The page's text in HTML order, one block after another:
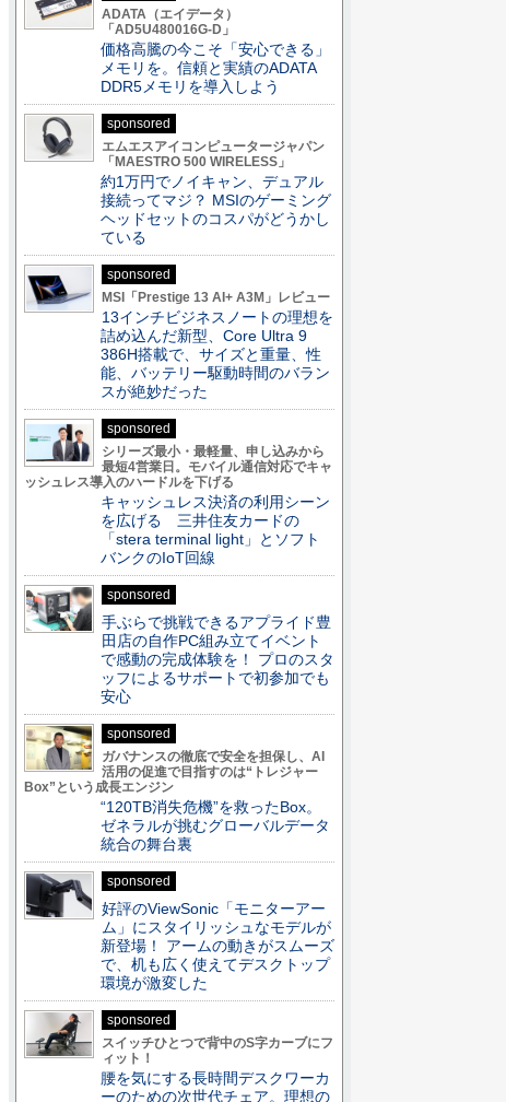
ADATA（エイデータ）
「AD5U480016G-D」
価格高騰の今こそ「安心できる」
メモリを。信頼と実績のADATA
DDR5メモリを導入しよう
sponsored
エムエスアイコンピュータージャパン
「MAESTRO 500 WIRELESS」
約1万円でノイキャン、デュアル
接続ってマジ？ MSIのゲーミング
ヘッドセットのコスパがどうかし
ている
sponsored
MSI「Prestige 13 AI+ A3M」レビュー
13インチビジネスノートの理想を
詰め込んだ新型、Core Ultra 9
386H搭載で、サイズと重量、性
能、バッテリー駆動時間のバラン
スが絶妙だった
sponsored
シリーズ最小・最軽量、申し込みから
最短4営業日。モバイル通信対応でキャ
ッシュレス導入のハードルを下げる
キャッシュレス決済の利用シーン
を広げる 三井住友カードの
「stera terminal light」とソフト
バンクのIoT回線
sponsored
手ぶらで挑戦できるアプライド豊
田店の自作PC組み立てイベント
で感動の完成体験を！ プロのスタ
ッフによるサポートで初参加でも
安心
sponsored
ガバナンスの徹底で安全を担保し、AI
活用の促進で目指すのは“トレジャー
Box”という成長エンジン
“120TB消失危機”を救ったBox。
ゼネラルが挑むグローバルデータ
統合の舞台裏
sponsored
好評のViewSonic「モニターアー
ム」にスタイリッシュなモデルが
新登場！ アームの動きがスムーズ
で、机も広く使えてデスクトップ
環境が激変した
sponsored
スイッチひとつで背中のS字カーブにフ
ィット！
腰を気にする長時間デスクワーカ
ーのための次世代チェア。理想の